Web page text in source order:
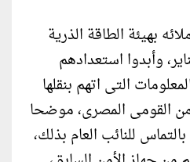
بهيئة الطاقة الذرية
به بعد ثورة 25 يناير، وأبدوا استعدادهم
التى اتهم بنقلها
القومى المصرى، موضحا
للنائب العام بذلك،